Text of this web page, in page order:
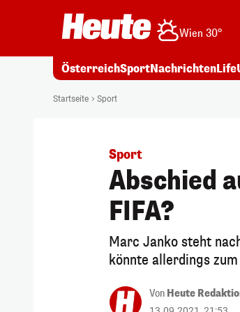
Wien 30°
ÖsterreichSportNachrichtenLife
Startseite Sport
Sport
Abschied
FIFA?
Marc Janko steht
könnte allerdings
Von Heute